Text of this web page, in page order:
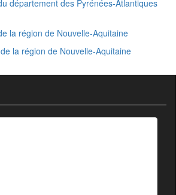
département des Pyrénées-Atlantiques
la région de Nouvelle-Aquitaine
la région de Nouvelle-Aquitaine